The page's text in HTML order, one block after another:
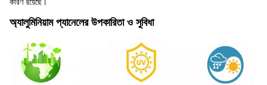
অ্যালুমিনিয়াম প্যানেলের উপকারিতা ও সুবিধা